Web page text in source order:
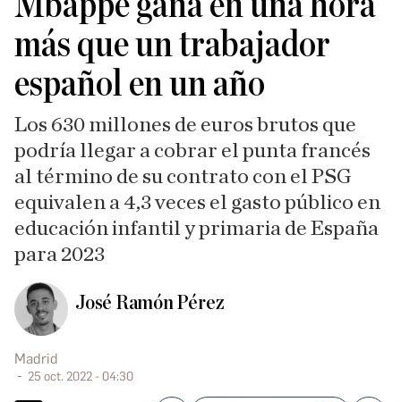
más que un trabajador
español en un año
Los 630 millones de euros brutos que
podría llegar a cobrar el punta francés
al término de su contrato con el PSG
equivalen a 4,3 veces el gasto público en
educación infantil y primaria de España
para 2023
José Ramón Pérez
Madrid
25 oct. 2022 - 04:30